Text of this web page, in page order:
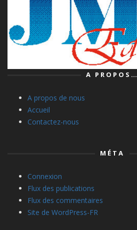
A PROPOS…
A propos de nous
Accueil
Contactez-nous
MÉTA
Connexion
Flux des publications
Flux des commentaires
Site de WordPress-FR